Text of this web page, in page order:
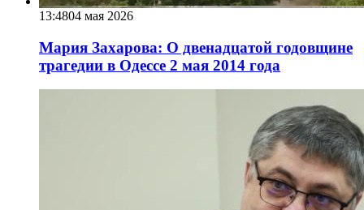
13:4804 мая 2026
Мария Захарова: О двенадцатой годовщине
трагедии в Одессе 2 мая 2014 года